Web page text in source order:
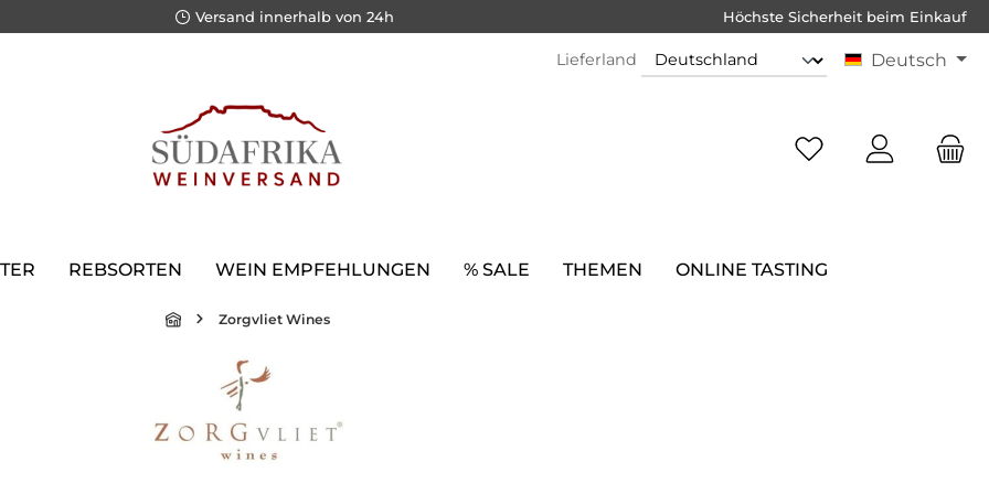
Versand innerhalb von 24h Höchste Sicherheit beim Einkauf
Lieferland Deutsch
REBSORTEN WEIN EMPFEHLUNGEN % SALE THEMEN ONLINE TASTING
Zorgvliet Wines